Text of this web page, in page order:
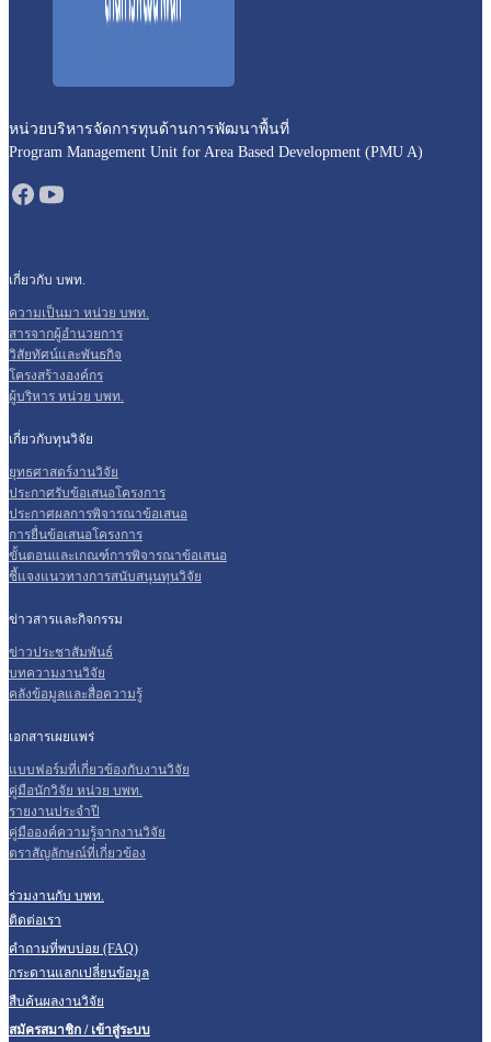
หน่วยบริหารจัดการทุนด้านการพัฒนาพื้นที่
Program Management Unit for Area Based Development (PMU A)
เกี่ยวกับ บพท.
ความเป็นมา หน่วย บพท.
สารจากผู้อำนวยการ
วิสัยทัศน์และพันธกิจ
โครงสร้างองค์กร
ผู้บริหาร หน่วย บพท.
เกี่ยวกับทุนวิจัย
ยุทธศาสตร์งานวิจัย
ประกาศรับข้อเสนอโครงการ
ประกาศผลการพิจารณาข้อเสนอ
การยื่นข้อเสนอโครงการ
ขั้นตอนและเกณฑ์การพิจารณาข้อเสนอ
ชี้แจงแนวทางการสนับสนุนทุนวิจัย
ข่าวสารและกิจกรรม
ข่าวประชาสัมพันธ์
บทความงานวิจัย
คลังข้อมูลและสื่อความรู้
เอกสารเผยแพร่
แบบฟอร์มที่เกี่ยวข้องกับงานวิจัย
คู่มือนักวิจัย หน่วย บพท.
รายงานประจำปี
คู่มือองค์ความรู้จากงานวิจัย
ตราสัญลักษณ์ที่เกี่ยวข้อง
ร่วมงานกับ บพท.
ติดต่อเรา
คำถามที่พบบ่อย (FAQ)
กระดานแลกเปลี่ยนข้อมูล
สืบค้นผลงานวิจัย
สมัครสมาชิก / เข้าสู่ระบบ